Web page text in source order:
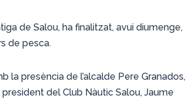
de Salou, ha finalitzat, avui diumenge,
de pesca.
la presència de l’alcalde Pere Granados,
del Club Nàutic Salou, Jaume